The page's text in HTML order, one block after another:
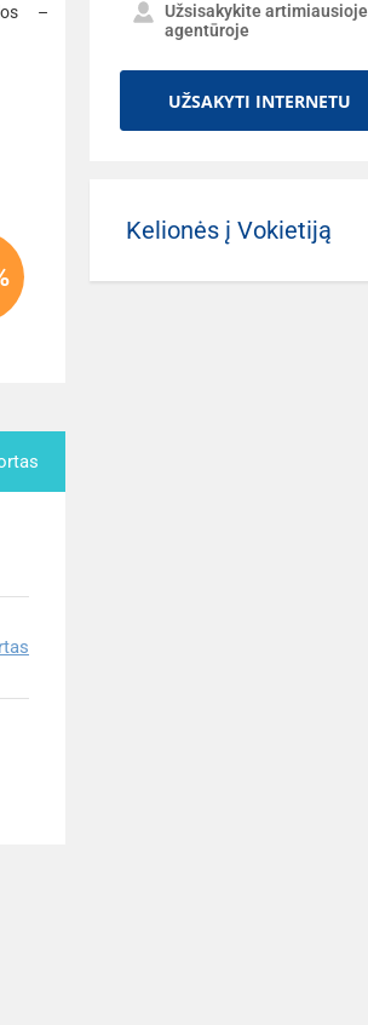
–
Užsisakykite artimiausioje
agentūroje
UŽSAKYTI INTERNETU
Kelionės į Vokietiją